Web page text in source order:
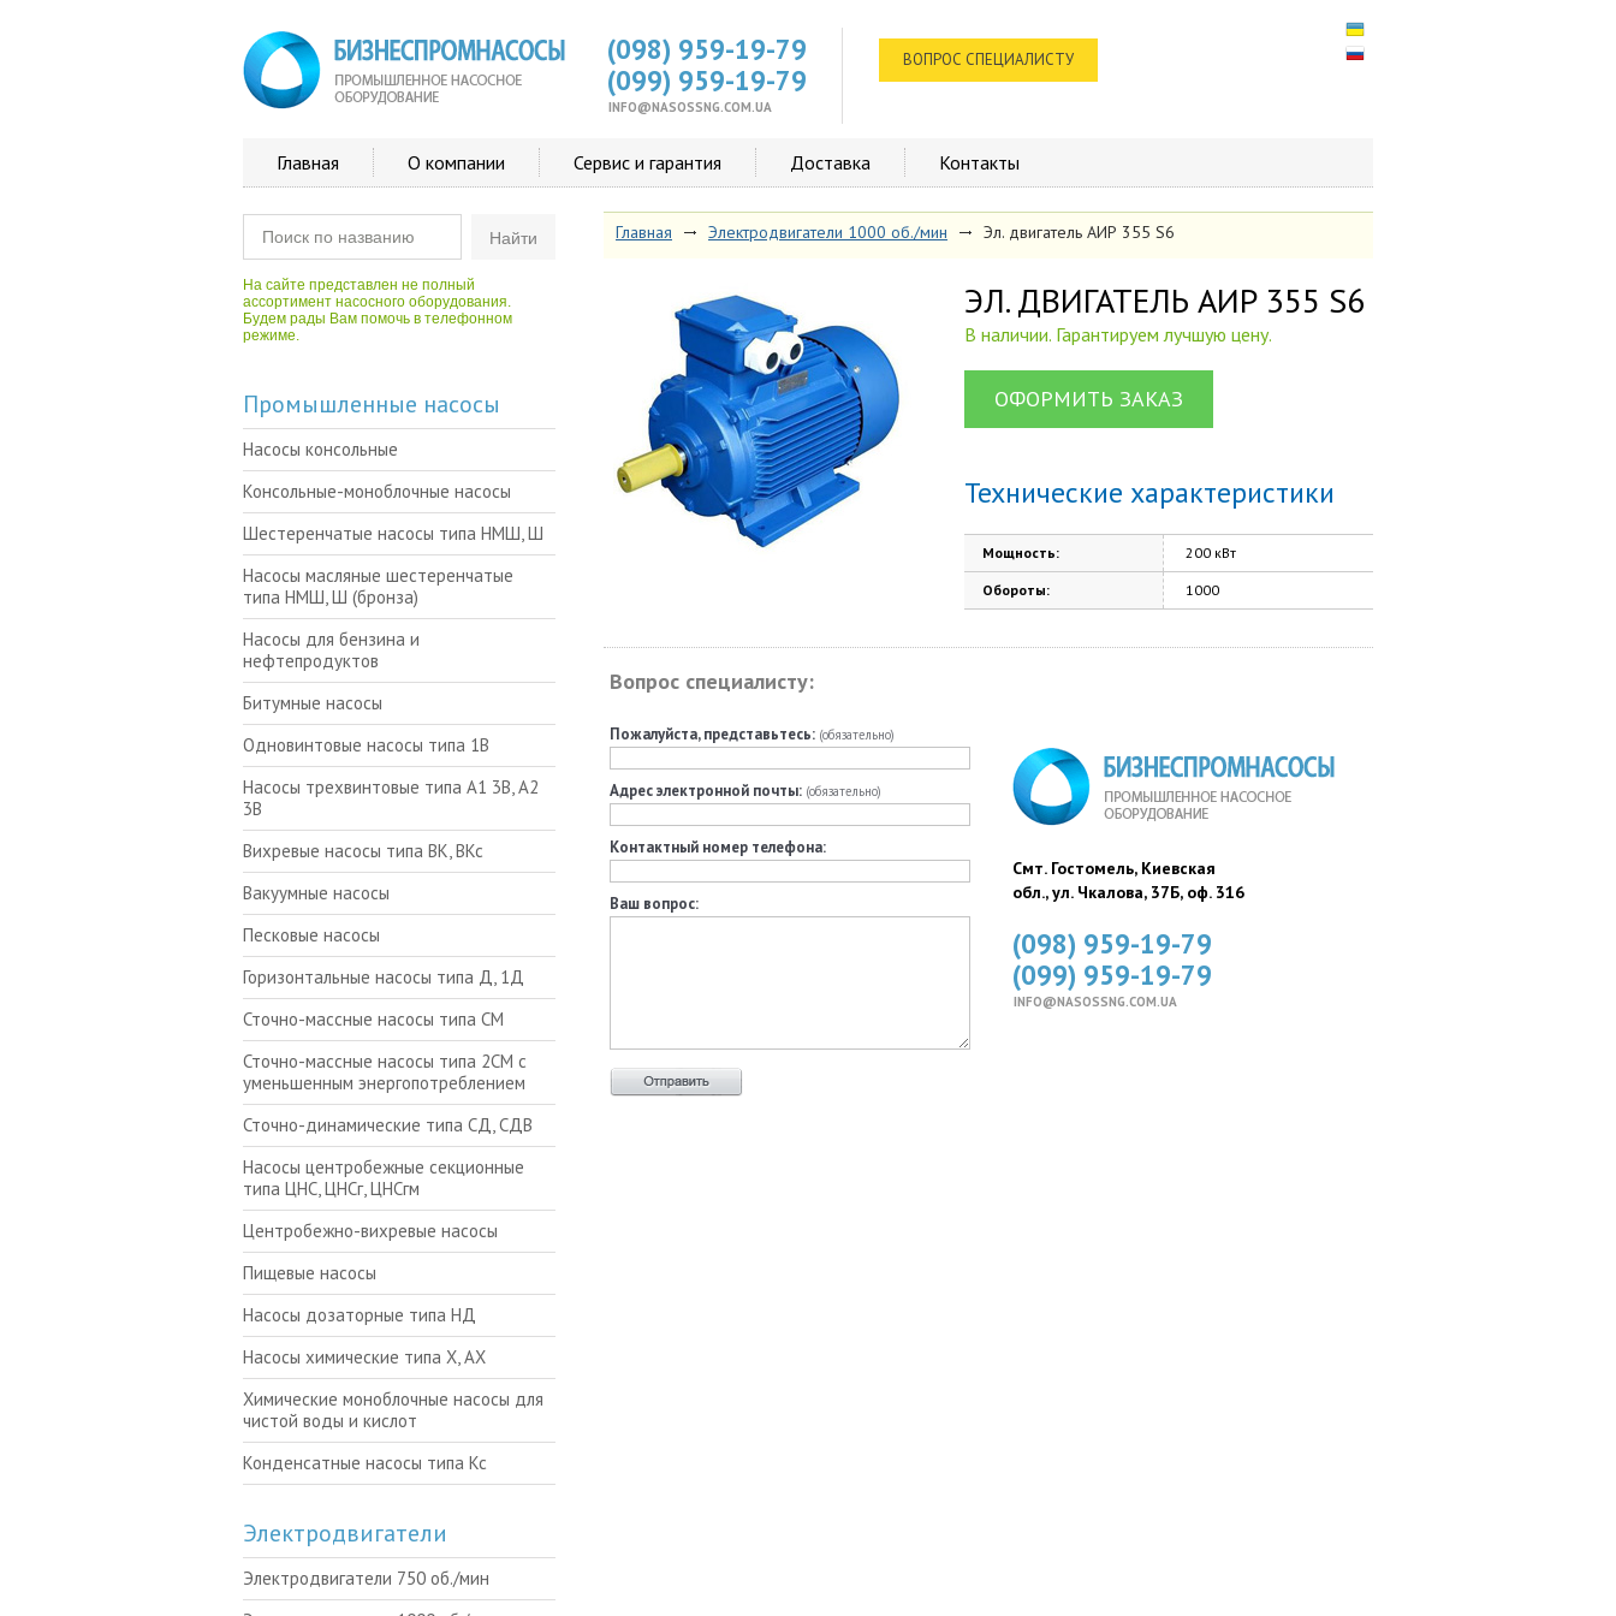
(098) 959-19-79
(099) 959-19-79
INFO@NASOSSNG.COM.UA
ВОПРОС СПЕЦИАЛИСТУ
Главная О компании Сервис и гарантия Доставка Контакты
Главная Электродвигатели 1000 об./мин Эл. двигатель АИР 355 S6
ЭЛ. ДВИГАТЕЛЬ АИР 355 S6
В наличии. Гарантируем лучшую цену.
ОФОРМИТЬ ЗАКАЗ
Технические характеристики
Мощность: 200 кВт
Обороты: 1000
Вопрос специалисту:
Пожалуйста, представьтесь: (обязательно)
Адрес электронной почты: (обязательно)
Контактный номер телефона:
Ваш вопрос:
Смт. Гостомель, Киевская
обл., ул. Чкалова, 37Б, оф. 316
(098) 959-19-79
(099) 959-19-79
INFO@NASOSSNG.COM.UA
На сайте представлен не полный
ассортимент насосного оборудования.
Будем рады Вам помочь в телефонном
режиме.
Промышленные насосы
Насосы консольные
Консольные-моноблочные насосы
Шестеренчатые насосы типа НМШ, Ш
Насосы масляные шестеренчатые
типа НМШ, Ш (бронза)
Насосы для бензина и
нефтепродуктов
Битумные насосы
Одновинтовые насосы типа 1В
Насосы трехвинтовые типа А1 3В, А2
3В
Вихревые насосы типа ВК, ВКс
Вакуумные насосы
Песковые насосы
Горизонтальные насосы типа Д, 1Д
Сточно-массные насосы типа СМ
Сточно-массные насосы типа 2СМ с
уменьшенным энергопотреблением
Сточно-динамические типа СД, СДВ
Насосы центробежные секционные
типа ЦНС, ЦНСг, ЦНСгм
Центробежно-вихревые насосы
Пищевые насосы
Насосы дозаторные типа НД
Насосы химические типа Х, АХ
Химические моноблочные насосы для
чистой воды и кислот
Конденсатные насосы типа Кс
Электродвигатели
Электродвигатели 750 об./мин